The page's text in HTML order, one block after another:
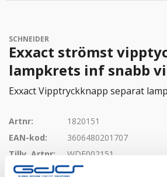
SCHNEIDER
Exxact strömst
lampkrets inf snabb
Exxact Vipptryckknapp separat
Artnr:
1820151
EAN-kod:
3606480201707
Tillv. Artnr:
WDE002151